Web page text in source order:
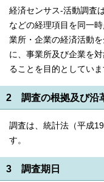
経済センサス-活動調査
などの経理項目を同一
業所・企業の経済活動
に、事業所及び企業を
ることを目的としていま
2 調査の根拠及び沿
調査は、統計法（平成
す。
3 調査期日